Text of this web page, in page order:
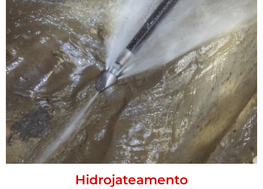
Hidrojateamento